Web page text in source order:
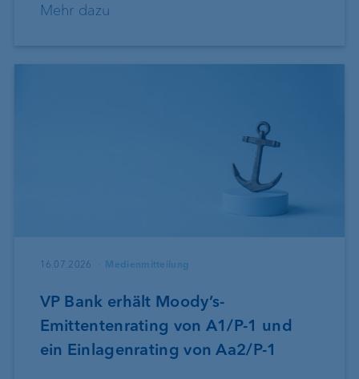
Mehr dazu
16.07.2026 Medienmitteilung
VP Bank erhält Moody’s-
Emittentenrating von A1/P-1 und
ein Einlagenrating von Aa2/P-1